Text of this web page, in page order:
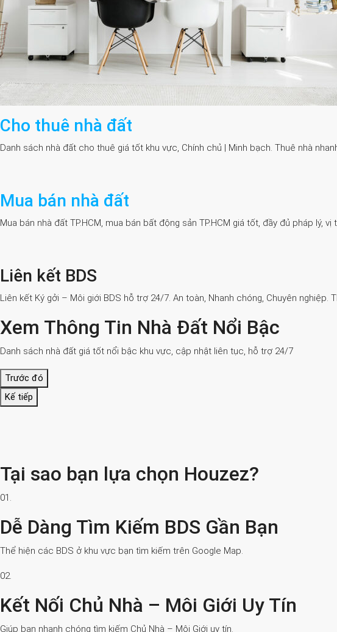
Cho thuê nhà đất
Danh sách nhà đất cho thuê giá tốt khu vực, Chính chủ | Minh bạch. Thuê nhà
Mua bán nhà đất
Mua bán nhà đất TP.HCM, mua bán bất động sản TP.HCM giá tốt, đầy đủ pháp
Liên kết BDS
Liên kết Ký gởi – Môi giới BDS hỗ trợ 24/7. An toàn, Nhanh chóng, Chuyên
Xem Thông Tin Nhà Đất Nổi Bậc
Danh sách nhà đất giá tốt nổi bậc khu vực, cập nhật liên tục, hỗ trợ 24/7
Trước đó
Kế tiếp
Tại sao bạn lựa chọn Houzez?
01.
Dễ Dàng Tìm Kiếm BDS Gần Bạn
Thể hiện các BDS ở khu vực bạn tìm kiếm trên Google Map.
02.
Kết Nối Chủ Nhà – Môi Giới Uy Tín
Giúp bạn nhanh chóng tìm kiếm Chủ Nhà – Môi Giới uy tín.